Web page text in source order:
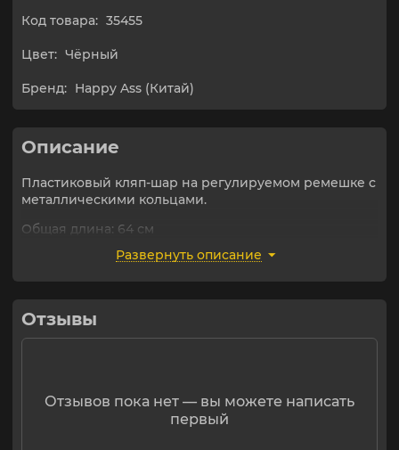
Код товара: 35455
Цвет: Чёрный
Бренд: Happy Ass (Китай)
Описание
Пластиковый кляп-шар на регулируемом ремешке с
металлическими кольцами.
Общая длина: 64 см
Материал: эко-кожа, пластик
Развернуть описание
Отзывы
Отзывов пока нет — вы можете написать
первый